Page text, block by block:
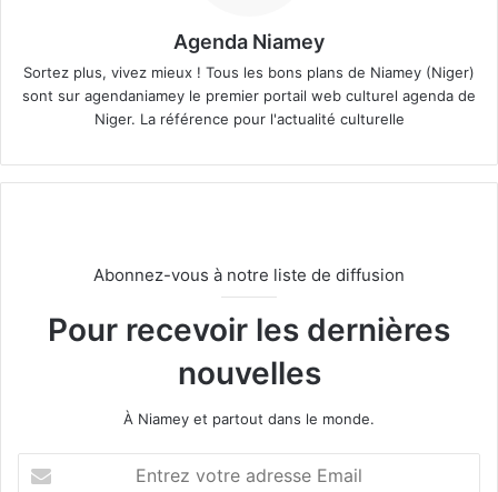
Agenda Niamey
Sortez plus, vivez mieux ! Tous les bons plans de Niamey (Niger)
sont sur agendaniamey le premier portail web culturel agenda de
Niger. La référence pour l'actualité culturelle
Abonnez-vous à notre liste de diffusion
Pour recevoir les dernières
nouvelles
À Niamey et partout dans le monde.